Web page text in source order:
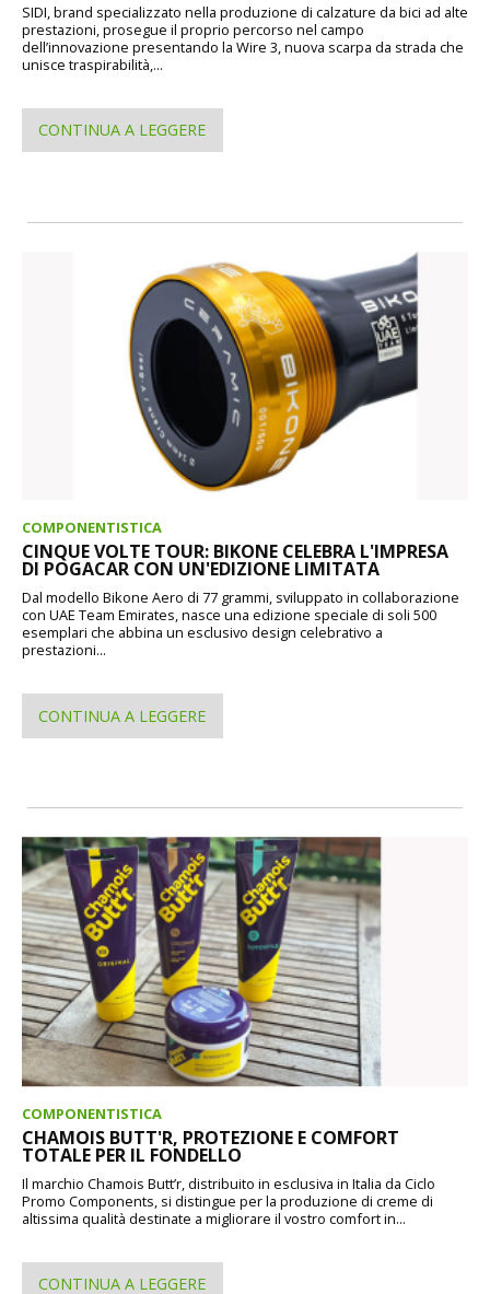
SIDI, brand specializzato nella produzione di calzature da bici ad alte
prestazioni, prosegue il proprio percorso nel campo
dell’innovazione presentando la Wire 3, nuova scarpa da strada che
unisce traspirabilità,...
CONTINUA A LEGGERE
COMPONENTISTICA
CINQUE VOLTE TOUR: BIKONE CELEBRA L'IMPRESA
DI POGACAR CON UN'EDIZIONE LIMITATA
Dal modello Bikone Aero di 77 grammi, sviluppato in collaborazione
con UAE Team Emirates, nasce una edizione speciale di soli 500
esemplari che abbina un esclusivo design celebrativo a
prestazioni...
CONTINUA A LEGGERE
COMPONENTISTICA
CHAMOIS BUTT'R, PROTEZIONE E COMFORT
TOTALE PER IL FONDELLO
Il marchio Chamois Butt’r, distribuito in esclusiva in Italia da Ciclo
Promo Components, si distingue per la produzione di creme di
altissima qualità destinate a migliorare il vostro comfort in...
CONTINUA A LEGGERE